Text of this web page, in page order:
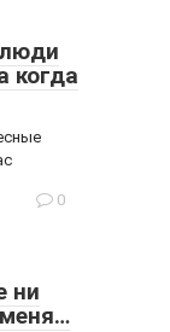
когда
0
ни